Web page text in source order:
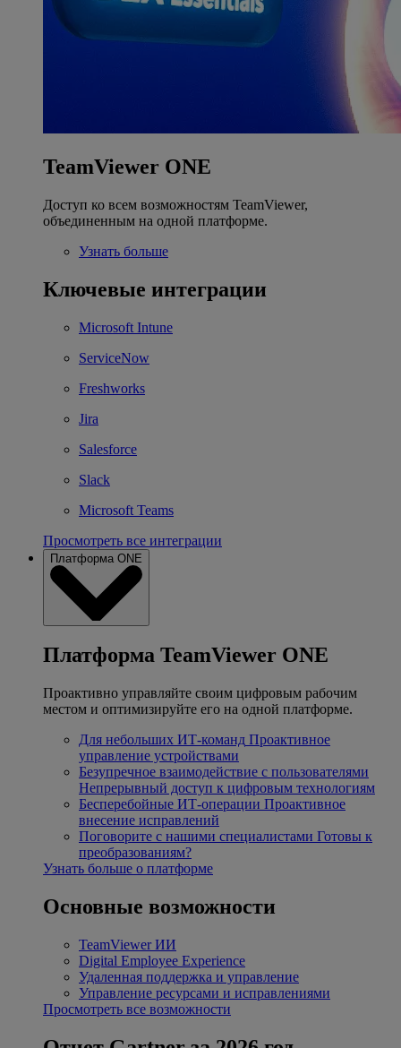
TeamViewer ONE
Доступ ко всем возможностям TeamViewer,
объединенным на одной платформе.
Узнать больше
Ключевые интеграции
Microsoft Intune
ServiceNow
Freshworks
Jira
Salesforce
Slack
Microsoft Teams
Просмотреть все интеграции
Платформа ONE
Платформа TeamViewer ONE
Проактивно управляйте своим цифровым рабочим
местом и оптимизируйте его на одной платформе.
Для небольших ИТ-команд Проактивное
управление устройствами
Безупречное взаимодействие с пользователями
Непрерывный доступ к цифровым технологиям
Бесперебойные ИТ-операции Проактивное
внесение исправлений
Поговорите с нашими специалистами Готовы к
преобразованиям?
Узнать больше о платформе
Основные возможности
TeamViewer ИИ
Digital Employee Experience
Удаленная поддержка и управление
Управление ресурсами и исправлениями
Просмотреть все возможности